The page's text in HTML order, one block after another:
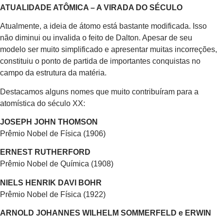
ATUALIDADE ATÔMICA – A VIRADA DO SÉCULO
Atualmente, a ideia de átomo está bastante modificada. Isso
não diminui ou invalida o feito de Dalton. Apesar de seu
modelo ser muito simplificado e apresentar muitas incorreções,
constituiu o ponto de partida de importantes conquistas no
campo da estrutura da matéria.
Destacamos alguns nomes que muito contribuíram para a
atomística do século XX:
JOSEPH JOHN THOMSON
Prêmio Nobel de Física (1906)
ERNEST RUTHERFORD
Prêmio Nobel de Química (1908)
NIELS HENRIK DAVI BOHR
Prêmio Nobel de Física (1922)
ARNOLD JOHANNES WILHELM SOMMERFELD e ERWIN